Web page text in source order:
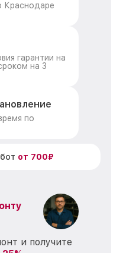
Краснодаре
гарантии на
на 3
по
от 700₽
и получите